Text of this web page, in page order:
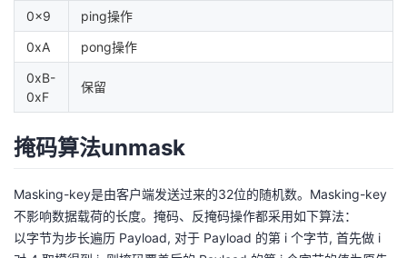
0x9
ping操作
0xA
pong操作
0xB-
0xF
保留
掩码算法unmask
Masking-key是由客户端发送过来的32位的随机数。Masking-key
不影响数据载荷的长度。掩码、反掩码操作都采用如下算法：
以字节为步长遍历 Payload, 对于 Payload 的第 i 个字节, 首先做 i